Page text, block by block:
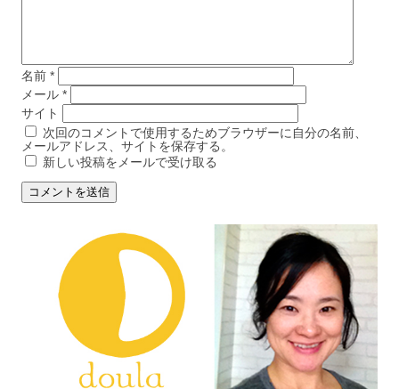
名前 *
メール *
サイト
次回のコメントで使用するためブラウザーに自分の名前、
メールアドレス、サイトを保存する。
新しい投稿をメールで受け取る